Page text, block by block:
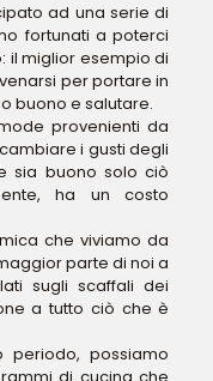
ad una serie di
fortunati a poterci
il miglior esempio di
per portare in
buono e salutare.
provenienti da
i gusti degli
sia buono solo ciò
ha un costo
che viviamo da
parte di noi a
sugli scaffali dei
a tutto ciò che è
periodo, possiamo